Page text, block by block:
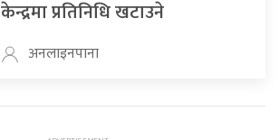
केन्द्रमा प्रतिनिधि खटाउने
अनलाइनपाना